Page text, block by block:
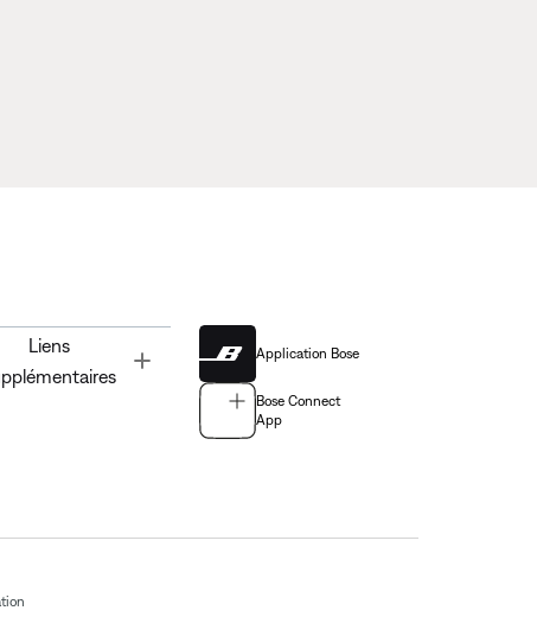
Liens
Application Bose
Bose Connect
App